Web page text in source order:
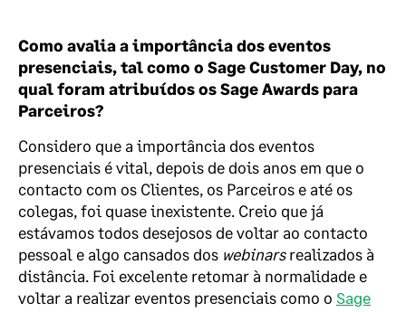
Como avalia a importância dos eventos
presenciais, tal como o SageCustomer Day, no
qual foram atribuídos os SageAwards para
Parceiros?
Considero que a importância dos eventos
presenciais é vital, depois de dois anos em que o
contacto com os Clientes, os Parceiros e até os
colegas,foi quase inexistente. Creio que já
estávamostodos desejosos de voltar ao contacto
pessoal e algo cansados dos webinarsrealizados à
distância. Foi excelente retomar à normalidade e
voltar a realizar eventos presenciais como o Sage